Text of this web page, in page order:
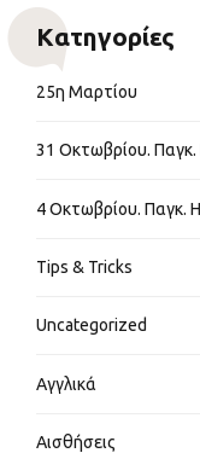
Kατηγορίες
25η Μαρτίου
31 Οκτωβρίου.
4 Οκτωβρίου. Παγκ.
Tips & Tricks
Uncategorized
Αγγλικά
Αισθήσεις